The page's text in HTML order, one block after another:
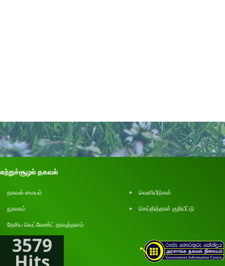
சுற்றுச்சூழல் தகவல்
தகவல் மையம்
வெளியீடுகள்
நூலகம்
செய்தித்தாள் குறியீட்டு
தேசிய வெட்லேண்ட் தரவுத்தளம்
3579